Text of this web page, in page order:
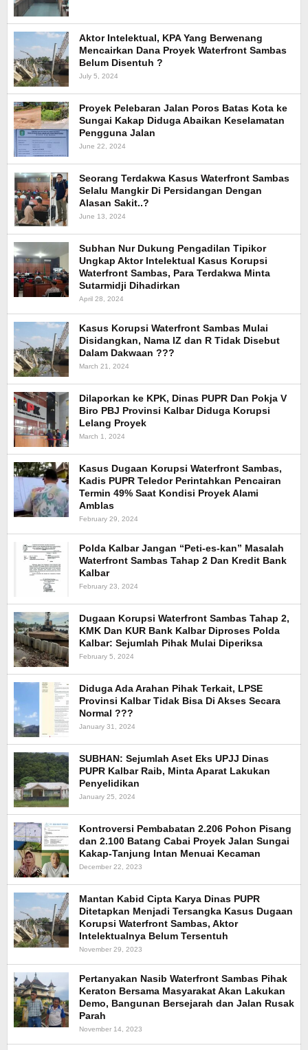
Aktor Intelektual, KPA Yang Berwenang
Mencairkan Dana Proyek Waterfront Sambas
Belum Disentuh ?
July 5, 2024
Proyek Pelebaran Jalan Poros Batas Kota ke
Sungai Kakap Diduga Abaikan Keselamatan
Pengguna Jalan
June 22, 2024
Seorang Terdakwa Kasus Waterfront Sambas
Selalu Mangkir Di Persidangan Dengan
Alasan Sakit..?
June 13, 2024
Subhan Nur Dukung Pengadilan Tipikor
Ungkap Aktor Intelektual Kasus Korupsi
Waterfront Sambas, Para Terdakwa Minta
Sutarmidji Dihadirkan
April 28, 2024
Kasus Korupsi Waterfront Sambas Mulai
Disidangkan, Nama IZ dan R Tidak Disebut
Dalam Dakwaan ???
March 21, 2024
Dilaporkan ke KPK, Dinas PUPR Dan Pokja V
Biro PBJ Provinsi Kalbar Diduga Korupsi
Lelang Proyek
March 1, 2024
Kasus Dugaan Korupsi Waterfront Sambas,
Kadis PUPR Teledor Perintahkan Pencairan
Termin 49% Saat Kondisi Proyek Alami
Amblas
February 29, 2024
Polda Kalbar Jangan “Peti-es-kan” Masalah
Waterfront Sambas Tahap 2 Dan Kredit Bank
Kalbar
February 23, 2024
Dugaan Korupsi Waterfront Sambas Tahap 2,
KMK Dan KUR Bank Kalbar Diproses Polda
Kalbar: Sejumlah Pihak Mulai Diperiksa
February 5, 2024
Diduga Ada Arahan Pihak Terkait, LPSE
Provinsi Kalbar Tidak Bisa Di Akses Secara
Normal ???
January 31, 2024
SUBHAN: Sejumlah Aset Eks UPJJ Dinas
PUPR Kalbar Raib, Minta Aparat Lakukan
Penyelidikan
January 25, 2024
Kontroversi Pembabatan 2.206 Pohon Pisang
dan 2.100 Batang Cabai Proyek Jalan Sungai
Kakap-Tanjung Intan Menuai Kecaman
December 22, 2023
Mantan Kabid Cipta Karya Dinas PUPR
Ditetapkan Menjadi Tersangka Kasus Dugaan
Korupsi Waterfront Sambas, Aktor
Intelektualnya Belum Tersentuh
November 29, 2023
Pertanyakan Nasib Waterfront Sambas Pihak
Keraton Bersama Masyarakat Akan Lakukan
Demo, Bangunan Bersejarah dan Jalan Rusak
Parah
November 14, 2023